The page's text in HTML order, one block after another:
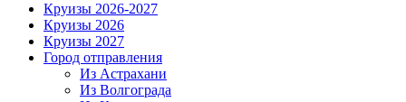
Круизы 2026-2027
Круизы 2026
Круизы 2027
Город отправления
Из Астрахани
Из Волгограда